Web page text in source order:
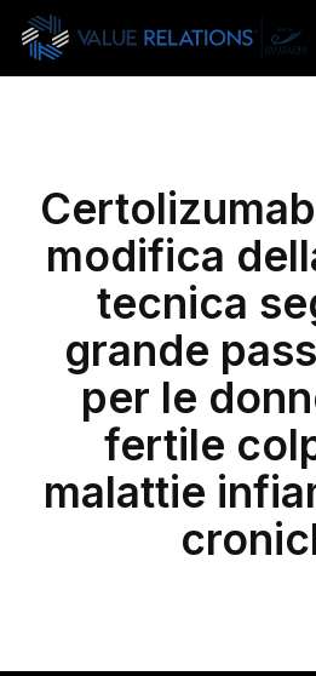
Skip
main
modifica
tecnica
grande
per le
fertile
malattie